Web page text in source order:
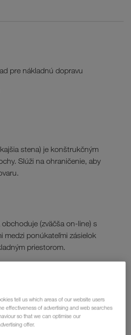
pre nákladnú dopravu
stena) je konštrukčným
Slúži na ohraničenie, aby
(zväčša on-line) s
medzi ponúkateľmi zásielok
priestorom.
tell us which areas of our website users
effectiveness of advertising and web searches
so that we can optimise our
offer.